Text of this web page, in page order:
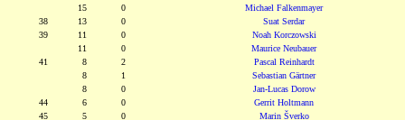
15
0
Michael Falkenmayer
38
13 0
Suat Serdar
39
11 0
Noah Korczowski
11
0
Maurice Neubauer
41
8 2
Pascal Reinhardt
8
1
Sebastian Gärtner
8
0
Jan-Lucas Dorow
44
6 0
Gerrit Holtmann
45
5 0
Marin Šverko